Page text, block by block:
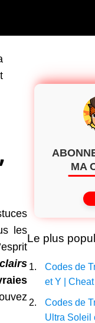
les
MA
Le plus
Codes de
et Y |
Codes de
Ultra Soleil